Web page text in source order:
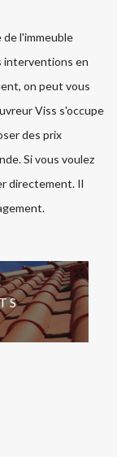
l'immeuble
interventions en
on peut vous
Viss s'occupe
des prix
Si vous voulez
directement. Il